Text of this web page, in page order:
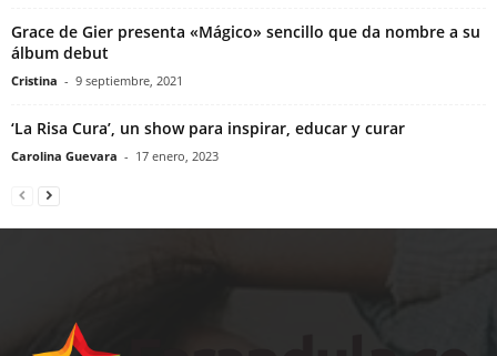
Grace de Gier presenta «Mágico» sencillo que da nombre a su
álbum debut
Cristina - 9 septiembre, 2021
‘La Risa Cura’, un show para inspirar, educar y curar
Carolina Guevara - 17 enero, 2023